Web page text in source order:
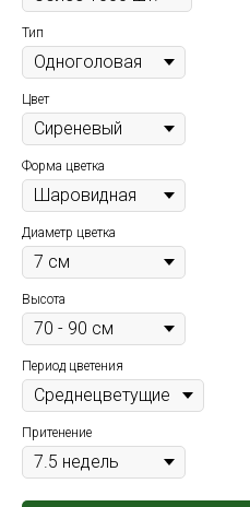
Тип
Цвет
Форма цветка
Диаметр цветка
Высота
Период цветения
Притенение